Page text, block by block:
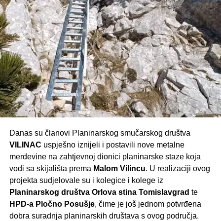
Danas su članovi Planinarskog smučarskog društva
VILINAC uspješno iznijeli i postavili nove metalne
merdevine na zahtjevnoj dionici planinarske staze koja
vodi sa skijališta prema Malom Vilincu. U realizaciji ovog
projekta sudjelovale su i kolegice i kolege iz
Planinarskog društva Orlova stina Tomislavgrad te
HPD-a Pločno Posušje, čime je još jednom potvrđena
dobra suradnja planinarskih društava s ovog područja.